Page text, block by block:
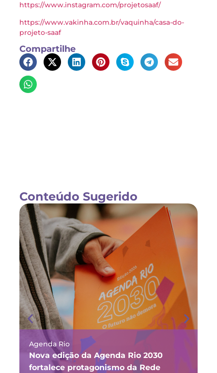
https://www.instagram.com/projetosaaf/
https://www.vakinha.com.br/vaquinha/casa-do-
projeto-saaf
Compartilhe
Conteúdo Sugerido
Agenda Rio
Nova edição da Agenda Rio 2030
fortalece protagonismo da Rede